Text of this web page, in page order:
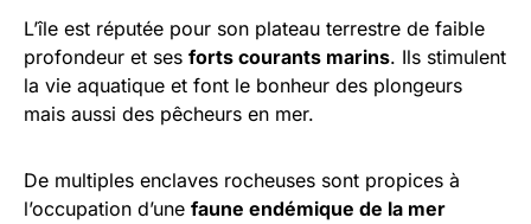
L’île est réputée pour son plateau terrestre de faible
profondeur et ses forts courants marins. Ils stimulent
la vie aquatique et font le bonheur des plongeurs
mais aussi des pêcheurs en mer.
De multiples enclaves rocheuses sont propices à
l’occupation d’une faune endémique de la mer